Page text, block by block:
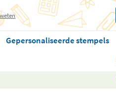
Gepersonaliseerde stempels